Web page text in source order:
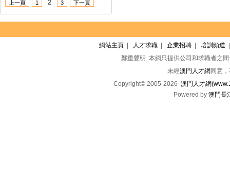
上一頁 1 2 3 下一頁
網站主頁 人才求職 企業招聘 培訓頻道
鄭重聲明 :本網只提供公司和求職者之
未經澳門人才網 同意
Copyright© 2005-2026 澳門人才網
Powered by 澳門長